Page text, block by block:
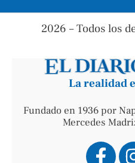
2026 – Todos los
La realidad
Fundado en 1936 por
Mercedes